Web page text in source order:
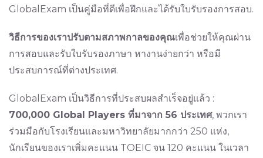
GlobalExam เป็นคู่มือที่ดีเพื่อฝึกและได้รับใบ​รับรอง​การสอบ.
วิธีการของเราปรับตามสภาพกาลของคุณเพื่อช่วยให้คุณผ่าน
การสอบและรับใบ​รับรอง​ภาษา หางานง่ายกว่า หรือมี
ประสบการณ์ที่ต่างประเทศ.
GlobalExam เป็นวิธีการที่ประสบผลสำเร็จอยู่แล้ว :
700,000 Global Players ที่มาจาก 56 ประเทศ, พวกเรา
ร่วมมือกับโรงเรียนและมหาวิทยาลัยมากกว่า 250 แห่ง,
นักเรียนของเราเพิ่มคะแนน TOEIC จน 120 คะแนน ในเวลา